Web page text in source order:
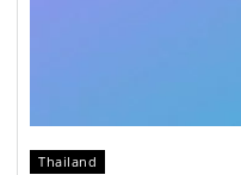
Thailand